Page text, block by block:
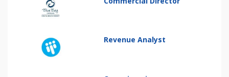
Revenue Analyst